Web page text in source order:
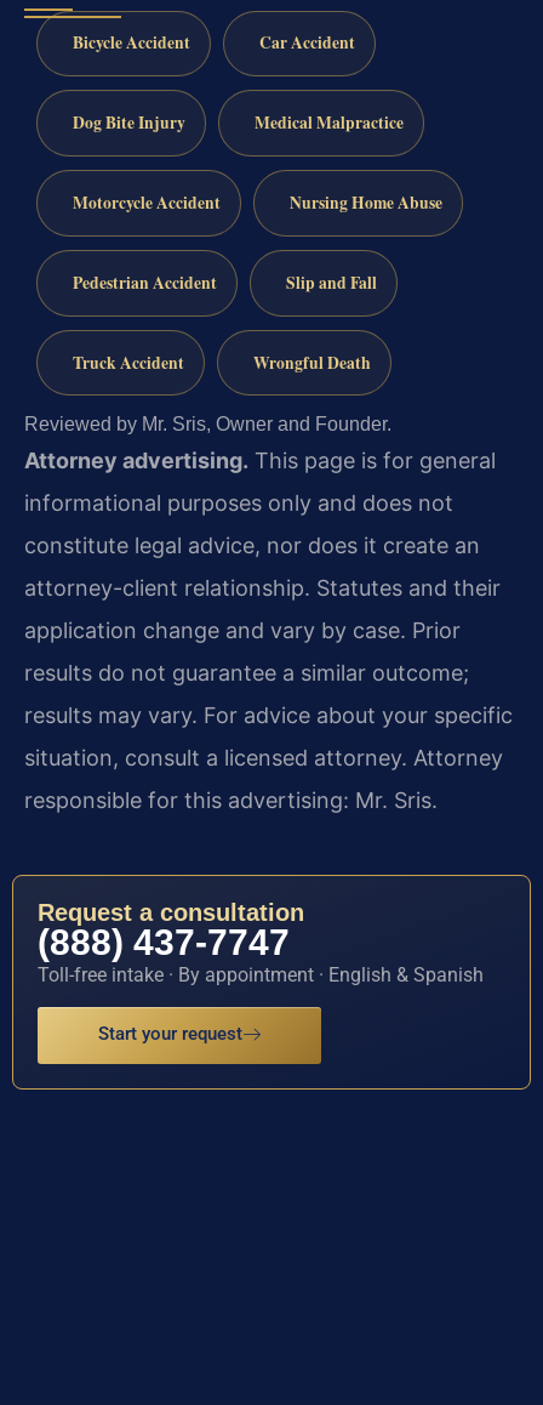
Bicycle Accident Car Accident
Dog Bite Injury Medical Malpractice
Motorcycle Accident Nursing Home Abuse
Pedestrian Accident Slip and Fall
Truck Accident Wrongful Death
Reviewed by Mr. Sris, Owner and Founder.
Attorney advertising. This page is for general
informational purposes only and does not
constitute legal advice, nor does it create an
attorney-client relationship. Statutes and their
application change and vary by case. Prior
results do not guarantee a similar outcome;
results may vary. For advice about your specific
situation, consult a licensed attorney. Attorney
responsible for this advertising: Mr. Sris.
Request a consultation
(888) 437-7747
Toll-free intake · By appointment · English & Spanish
Start your request